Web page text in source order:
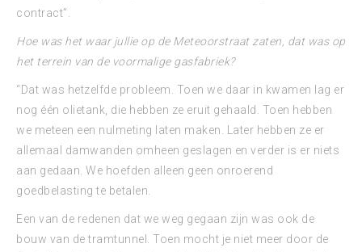
contract”.
Hoe was het waar jullie op de Meteoorstraat zaten, dat was op
het terrein van de voormalige gasfabriek?
“Dat was hetzelfde probleem. Toen we daar in kwamen lag er
nog één olietank, die hebben ze eruit gehaald. Toen hebben
we meteen een nulmeting laten maken. Later hebben ze er
allemaal damwanden omheen geslagen en verder is er niets
aan gedaan. We hoefden alleen geen onroerend
goedbelasting te betalen.
Een van de redenen dat we weg gegaan zijn was ook de
bouw van de tramtunnel. Toen mocht je niet meer door de